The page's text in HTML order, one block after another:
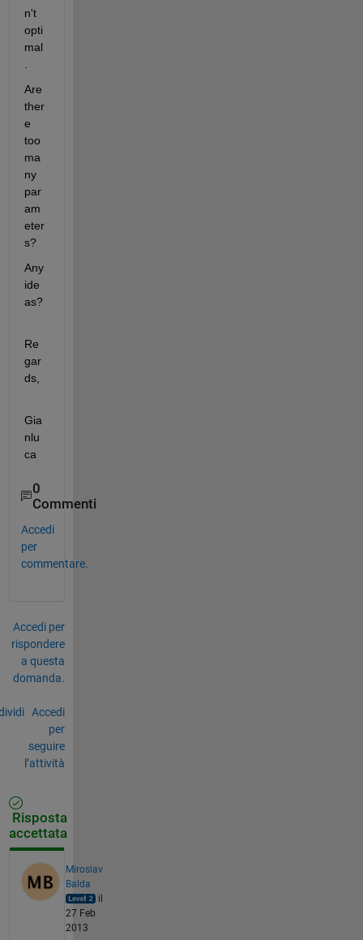
n't
opti
mal
Are
ther
e
too
ma
ny
par
am
eter
s?
Any
ide
as?
Re
gar
ds,
Gia
nlu
ca
0
Commenti
Accedi
per
commentare.
Accedi per
rispondere
a questa
domanda.
Accedi
per
seguire
l’attività
Risposta
accettata
Miroslav
Balda
il
27 Feb
2013